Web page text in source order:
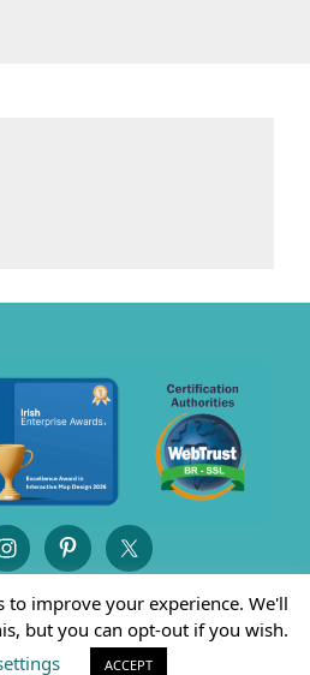
to improve your experience. We'll
but you can opt-out if you wish.
ACCEPT